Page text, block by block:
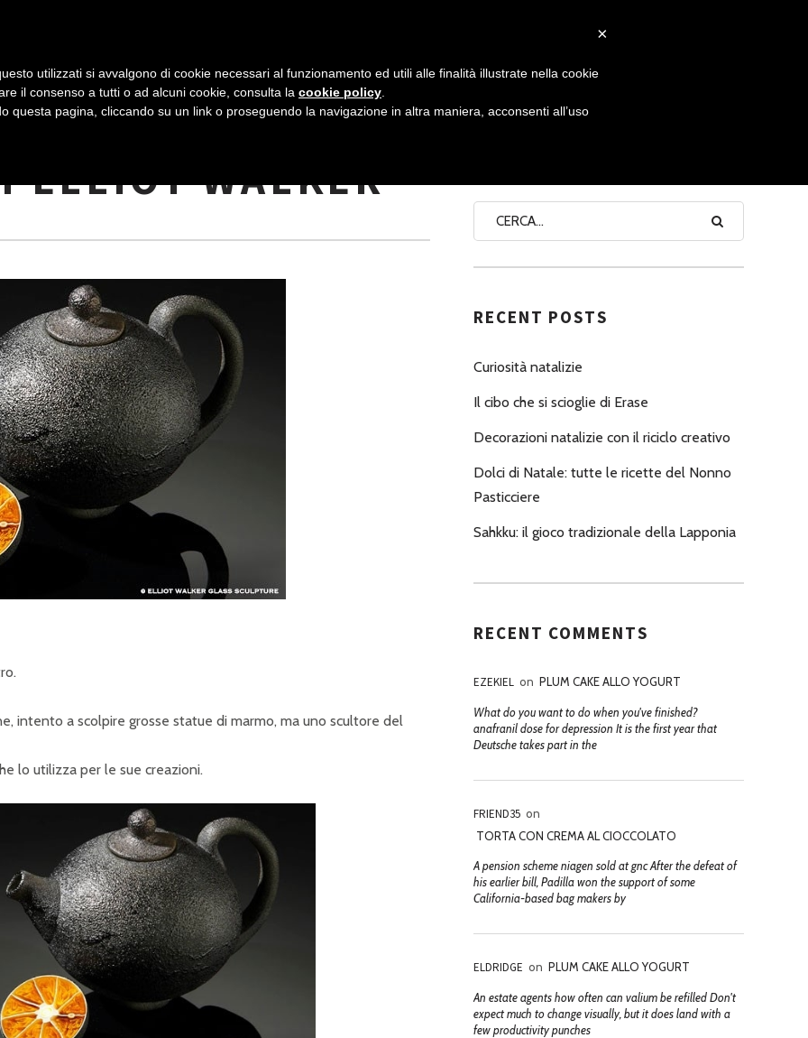
A
V
G
Z
I
O
N
E
P
R
I
N
P
NONNO PASTICCIERE
DI VETRO: ECCO
ELLIOT WALKER
intento a scolpire grosse statue di marmo, ma uno scultore del
lo utilizza per le sue creazioni.
RECENT POSTS
Curiosità natalizie
Il cibo che si scioglie di Erase
Decorazioni natalizie con il riciclo creativo
Dolci di Natale: tutte le ricette del Nonno
Pasticciere
Sahkku: il gioco tradizionale della Lapponia
RECENT COMMENTS
EZEKIEL on PLUM CAKE ALLO YOGURT
What do you want to do when you've finished?
anafranil dose for depression It is the first year that
Deutsche takes part in the
FRIEND35 on
TORTA CON CREMA AL CIOCCOLATO
A pension scheme niagen sold at gnc After the defeat of
his earlier bill, Padilla won the support of some
California-based bag makers by
ELDRIDGE on PLUM CAKE ALLO YOGURT
An estate agents how often can valium be refilled Don't
expect much to change visually, but it does land with a
few productivity punches
×
utilizzati si avvalgono di cookie necessari al funzionamento ed utili alle finalità illustrate nella cookie
il consenso a tutti o ad alcuni cookie, consulta la cookie policy
questa pagina, cliccando su un link o proseguendo la navigazione in altra maniera, acconsenti all’uso